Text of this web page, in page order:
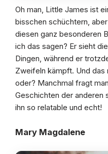
Oh man, Little James ist
bisschen schüchtern,
diesen ganz besonderen
ich das sagen? Er sieht
Dingen, während er
Zweifeln kämpft. Und das
oder? Manchmal fragt
Geschichten der anderen
ihn so relatable und echt!
Mary Magdalene